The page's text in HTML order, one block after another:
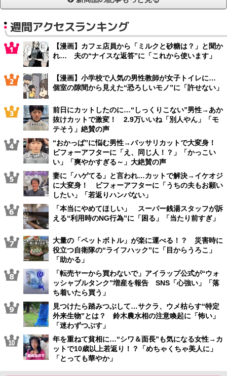
週間アクセスランキング
【漫画】カフェ店員から「ミルクと砂糖は？」と聞か
れ… 夫の“ナイスな返答”に「これから使います」
【漫画】小学校で人気の男性教師が女子トイレに…
個室の隙間から見えた“恐ろしいモノ”に「許せない」
前日にカットしたのに…“しっくりこない”男性→あか
抜けカットで激変！ 2.9万いいね「別人やん」「モ
テそう」絶賛の声
“おかっぱ”に悩む男性→バッサリカットで大変身！
ビフォーアフターに「え、同じ人！？」「かっこい
い」「爽やかすぎる～」大絶賛の声
妻に「ハゲてる」と言われ…カットで解決→イケオジ
に大変身！ ビフォーアフターに「うちの夫もお願い
したい」「若返りハンパない」
「本当にやめてほしい」 スーパー銭湯スタッフが訴
える“利用時のNG行為”に「困る」「当たり前すぎ」
大量の「ペットボトル」が楽に運べる！？ 災害時に
役立つ自衛隊の“ライフハック”に「目からうろこ」
「助かる」
「転売ヤーから買わないで」アイラップ公式が“ウォ
ッシャブルタンク”増産を報告 SNS「心強い」「落
ち着いたら買う」
見つけたら踏みつぶして…サクラ、ウメ枯らす“特定
外来生物”とは？ 鈴木農水相の注意喚起に「怖い」
「迷わずつぶす」
年を重ねて貧相に…“シワ＆面長”も気になる女性→カ
ットで10歳以上若返り！？「めちゃくちゃ美人に」
「とっても華やか」